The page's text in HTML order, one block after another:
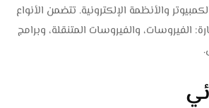
والأنظمة الإلكترونية. تتضمن الأنواع
الفيروسات، والفيروسات المتنقلة، وبرامج